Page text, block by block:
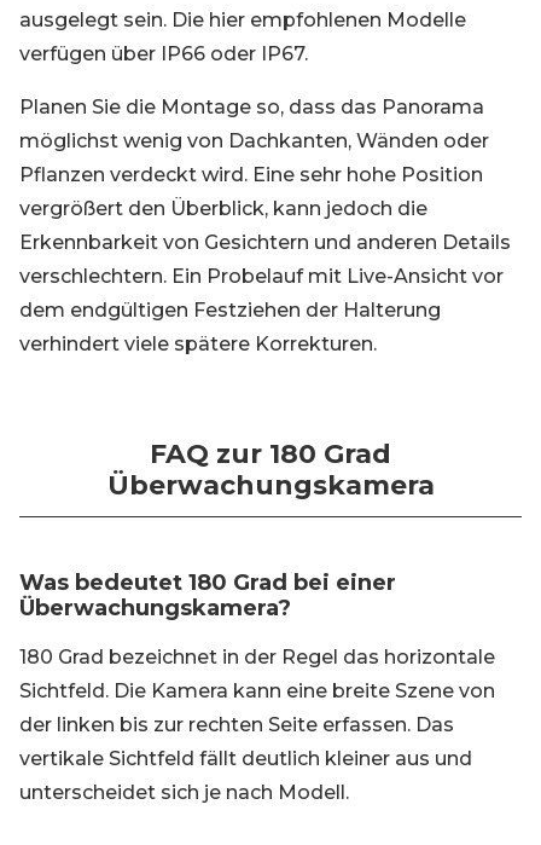
ausgelegt sein. Die hier empfohlenen Modelle
verfügen über IP66 oder IP67.
Planen Sie die Montage so, dass das Panorama
möglichst wenig von Dachkanten, Wänden oder
Pflanzen verdeckt wird. Eine sehr hohe Position
vergrößert den Überblick, kann jedoch die
Erkennbarkeit von Gesichtern und anderen Details
verschlechtern. Ein Probelauf mit Live-Ansicht vor
dem endgültigen Festziehen der Halterung
verhindert viele spätere Korrekturen.
FAQ zur 180 Grad
Überwachungskamera
Was bedeutet 180 Grad bei einer
Überwachungskamera?
180 Grad bezeichnet in der Regel das horizontale
Sichtfeld. Die Kamera kann eine breite Szene von
der linken bis zur rechten Seite erfassen. Das
vertikale Sichtfeld fällt deutlich kleiner aus und
unterscheidet sich je nach Modell.